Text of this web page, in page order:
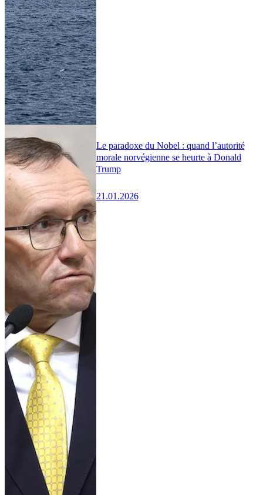
Le paradoxe du Nobel : quand l’autorité
morale norvégienne se heurte à Donald
Trump
21.01.2026